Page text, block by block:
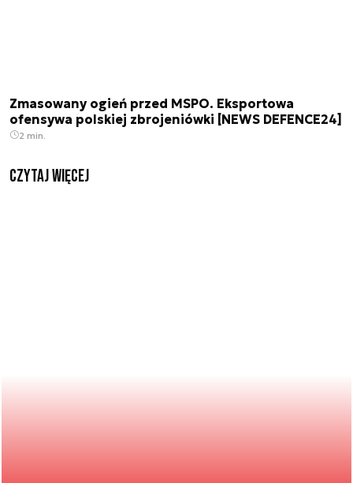
Zmasowany ogień przed MSPO. Eksportowa
ofensywa polskiej zbrojeniówki [NEWS DEFENCE24]
2 min.
czytaj więcej